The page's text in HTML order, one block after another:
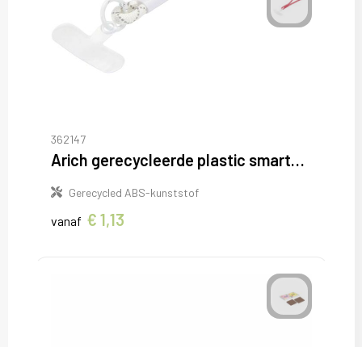
362147
Arich gerecycleerde plastic smartphonepolsband
Gerecycled ABS-kunststof
vanaf € 1,13